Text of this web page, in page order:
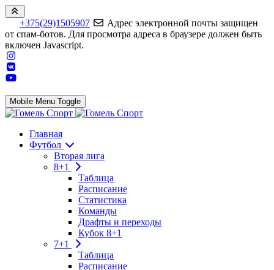
+375(29)1505907
Адрес электронной почты защищен
от спам-ботов. Для просмотра адреса в браузере должен быть
включен Javascript.
Mobile Menu Toggle
Главная
Футбол
Вторая лига
8+1
Таблица
Расписание
Статистика
Команды
Драфты и переходы
Кубок 8+1
7+1
Таблица
Расписание